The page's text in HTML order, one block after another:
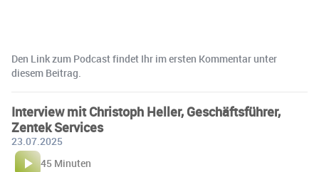
Den Link zum Podcast findet Ihr im ersten Kommentar unter
diesem Beitrag.
Interview mit Christoph Heller, Geschäftsführer,
Zentek Services
23.07.2025
45 Minuten